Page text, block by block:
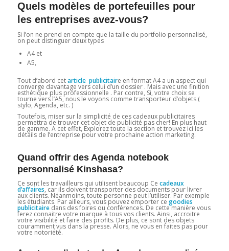
Quels modèles de portefeuilles pour
les entreprises avez-vous?
Si l’on ne prend en compte que la taille du portfolio personnalisé,
on peut distinguer deux types
A4 et
A5,
Tout d’abord cetarticle publicitaire en format A4 a un aspect qui
converge davantage vers celui d’un dossier . Mais avec une finition
esthétique plus professionnelle . Par contre, Si, votre choix se
tourne vers l’A5, nous le voyons comme transporteur d’objets (
stylo, Agenda, etc. )
Toutefois, miser sur la simplicité de ces cadeaux publicitaires
permettra de trouver cet objet de publicité pas cher! En plus haut
de gamme. A cet effet, Explorez toute la section et trouvez ici les
détails de l’entreprise pour votre prochaine action marketing.
Quand offrir des Agenda notebook
personnalisé Kinshasa?
Ce sont les travailleurs qui utilisent beaucoup Ce cadeaux
d’affaires, car ils doivent transporter des documents pour livrer
aux clients. Néanmoins, toute personne peut l’utiliser. Par exemple
les étudiants. Par ailleurs, vous pouvez emporter ce goodies
publicitaire dans des foires ou conférences. De cette manière vous
ferez connaitre votre marque à tous vos clients. Ainsi, accroitre
votre visibilité et faire des profits. De plus, ce sont des objets
couramment vus dans la presse. Alors, ne vous en faites pas pour
votre notoriété.